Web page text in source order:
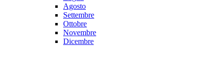
Agosto
Settembre
Ottobre
Novembre
Dicembre